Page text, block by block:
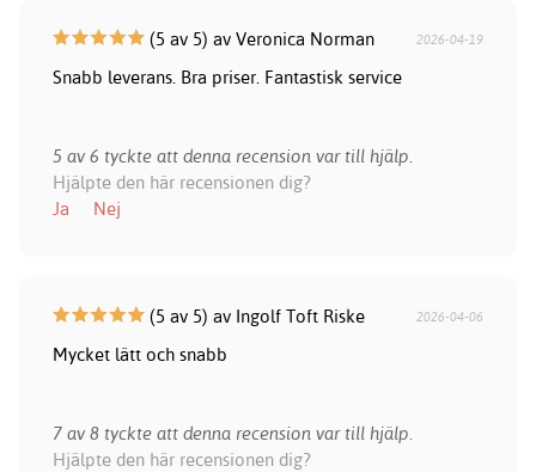
(5 av 5) av Veronica Norman 2026-04-19
Snabb leverans. Bra priser. Fantastisk service
5 av 6 tyckte att denna recension var till hjälp.
Hjälpte den här recensionen dig?
Ja
Nej
(5 av 5) av Ingolf Toft Riske 2026-04-06
Mycket lätt och snabb
7 av 8 tyckte att denna recension var till hjälp.
Hjälpte den här recensionen dig?